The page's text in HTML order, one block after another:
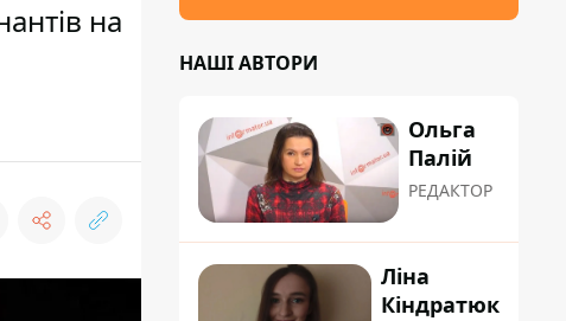
на
НАШІ АВТОРИ
Ольга
Палій
РЕДАКТОР
Ліна
Кіндратюк